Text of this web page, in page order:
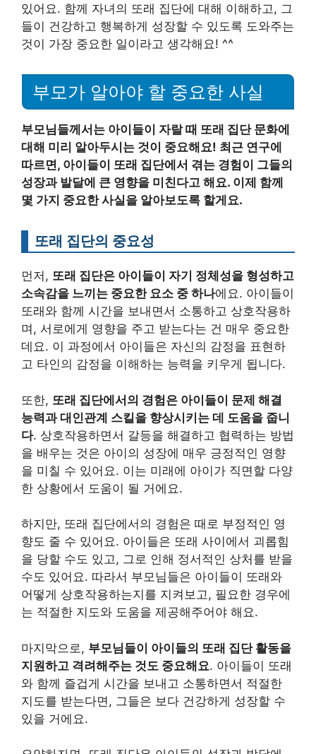
있어요. 함께 자녀의 또래 집단에 대해 이해하고, 그
들이 건강하고 행복하게 성장할 수 있도록 도와주는
것이 가장 중요한 일이라고 생각해요! ^^
부모가 알아야 할 중요한 사실
부모님들께서는 아이들이 자랄 때 또래 집단 문화에
대해 미리 알아두시는 것이 중요해요! 최근 연구에
따르면, 아이들이 또래 집단에서 겪는 경험이 그들의
성장과 발달에 큰 영향을 미친다고 해요. 이제 함께
몇 가지 중요한 사실을 알아보도록 할게요.
또래 집단의 중요성
먼저, 또래 집단은 아이들이 자기 정체성을 형성하고
소속감을 느끼는 중요한 요소 중 하나에요. 아이들이
또래와 함께 시간을 보내면서 소통하고 상호작용하
며, 서로에게 영향을 주고 받는다는 건 매우 중요한
데요. 이 과정에서 아이들은 자신의 감정을 표현하
고 타인의 감정을 이해하는 능력을 키우게 됩니다.
또한, 또래 집단에서의 경험은 아이들이 문제 해결
능력과 대인관계 스킬을 향상시키는 데 도움을 줍니
다. 상호작용하면서 갈등을 해결하고 협력하는 방법
을 배우는 것은 아이의 성장에 매우 긍정적인 영향
을 미칠 수 있어요. 이는 미래에 아이가 직면할 다양
한 상황에서 도움이 될 거에요.
하지만, 또래 집단에서의 경험은 때로 부정적인 영
향도 줄 수 있어요. 아이들은 또래 사이에서 괴롭힘
을 당할 수도 있고, 그로 인해 정서적인 상처를 받을
수도 있어요. 따라서 부모님들은 아이들이 또래와
어떻게 상호작용하는지를 지켜보고, 필요한 경우에
는 적절한 지도와 도움을 제공해주어야 해요.
마지막으로, 부모님들이 아이들의 또래 집단 활동을
지원하고 격려해주는 것도 중요해요. 아이들이 또래
와 함께 즐겁게 시간을 보내고 소통하면서 적절한
지도를 받는다면, 그들은 보다 건강하게 성장할 수
있을 거에요.